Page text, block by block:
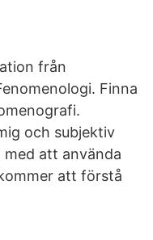
från
Finna
och subjektiv
att använda
att förstå